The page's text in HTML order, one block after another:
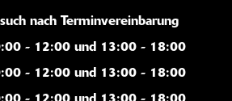
nach Terminvereinbarung
- 12:00 und 13:00 - 18:00
- 12:00 und 13:00 - 18:00